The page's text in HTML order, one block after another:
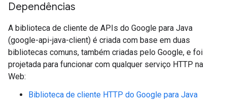
Dependências
A biblioteca de cliente de APIs do Google para Java
(google-api-java-client) é criada com base em duas
bibliotecas comuns, também criadas pelo Google, e foi
projetada para funcionar com qualquer serviço HTTP na
Web:
Biblioteca de cliente HTTP do Google para Java